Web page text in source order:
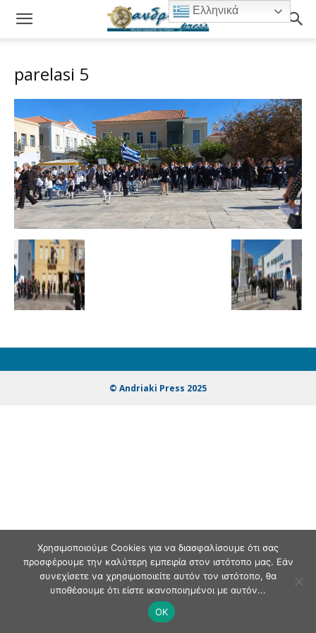
parelasi 5
© Andriaki Press 2025
Ελληνικά
Χρησιμοποιούμε Cookies για να διασφαλίσουμε ότι σας
προσφέρουμε την καλύτερη εμπειρία στον ιστότοπο μας. Εάν
συνεχίσετε να χρησιμοποιείτε αυτόν τον ιστότοπο, θα
υποθέσουμε ότι είστε ικανοποιημένοι με αυτόν...
OK